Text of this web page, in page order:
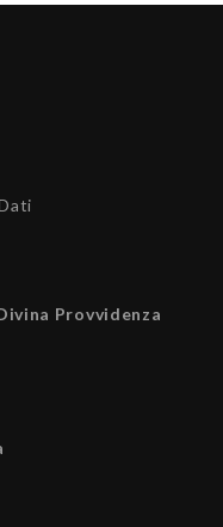
Provvidenza